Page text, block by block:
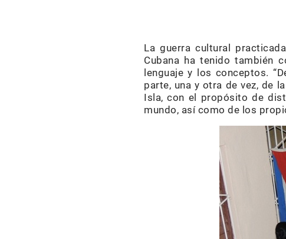
La guerra cultural
Cubana ha tenido también
lenguaje y los conceptos.
parte, una y otra de vez, de
Isla, con el propósito de
mundo, así como de los